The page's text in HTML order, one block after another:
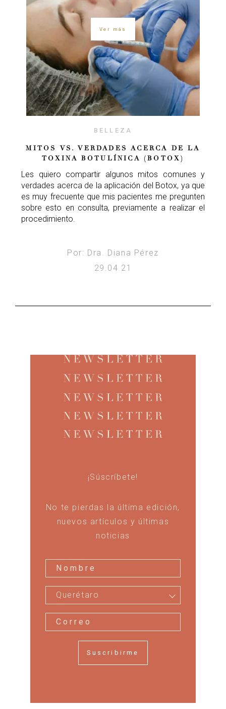
Ver más
BELLEZA
MITOS VS. VERDADES ACERCA DE LA
TOXINA BOTULÍNICA (BOTOX)
Les quiero compartir algunos mitos comunes y
verdades acerca de la aplicación del Botox, ya que
es muy frecuente que mis pacientes me pregunten
sobre esto en consulta, previamente a realizar el
procedimiento.
Por: Dra. Diana Pérez
29.04.21
¡Súscríbete!
No te pierdas la última edición,
nuevos artículos y últimas
noticias
Querétaro
Suscribirme